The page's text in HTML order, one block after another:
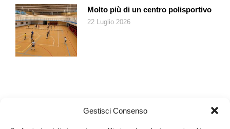
Gestisci Consenso
Molto più di un centro polisportivo
22 Luglio 2026